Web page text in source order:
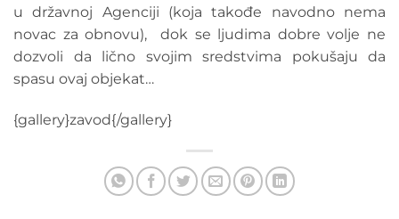
u državnoj Agenciji (koja takođe navodno nema
novac za obnovu), dok se ljudima dobre volje ne
dozvoli da lično svojim sredstvima pokušaju da
spasu ovaj objekat…
{gallery}zavod{/gallery}